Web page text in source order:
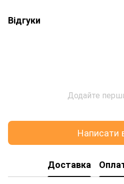
Відгуки
Додайте
Написати
Доставка